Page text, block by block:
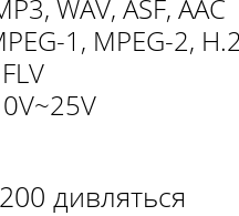
WAV, ASF, AAC
1, MPEG-2,
дивляться